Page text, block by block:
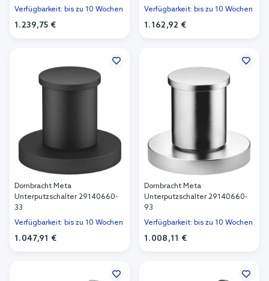
Verfügbarkeit: bis zu 10 Wochen
1.239,75 €
Verfügbarkeit: bis zu 10 Wochen
1.162,92 €
Dornbracht Meta
Unterputzschalter 29140660-
33
Verfügbarkeit: bis zu 10 Wochen
1.047,91 €
Dornbracht Meta
Unterputzschalter 29140660-
93
Verfügbarkeit: bis zu 10 Wochen
1.008,11 €